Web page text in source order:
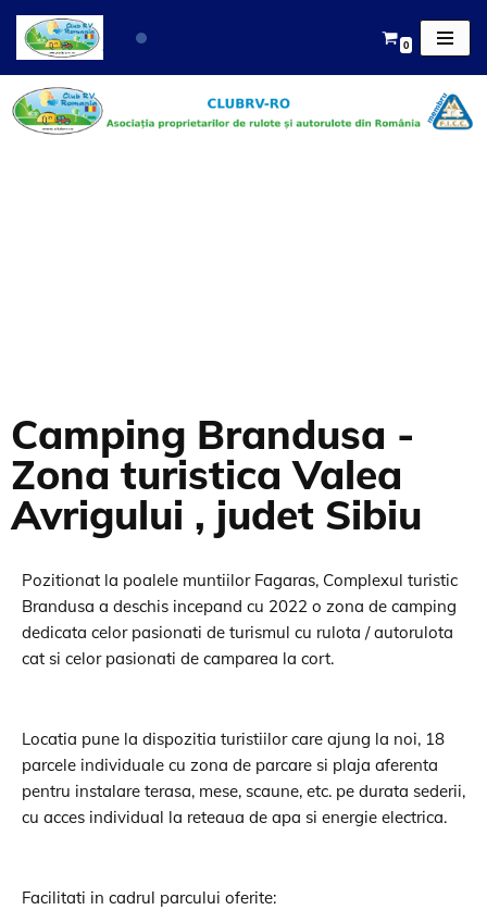
Sari
conținut
0
Camping Brandusa -
Zona turistica Valea
Avrigului , judet Sibiu
Pozitionat la poalele muntiilor Fagaras, Complexul turistic
Brandusa a deschis incepand cu 2022 o zona de camping
dedicata celor pasionati de turismul cu rulota / autorulota
cat si celor pasionati de camparea la cort.
Locatia pune la dispozitia turistiilor care ajung la noi, 18
parcele individuale cu zona de parcare si plaja aferenta
pentru instalare terasa, mese, scaune, etc. pe durata sederii,
cu acces individual la reteaua de apa si energie electrica.
Facilitati in cadrul parcului oferite: